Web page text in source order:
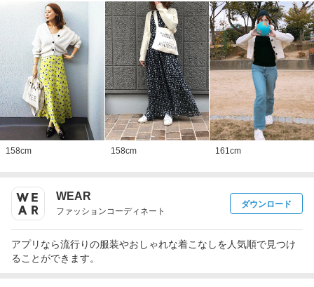
158cm 158cm 161cm
WEAR
ファッションコーディネート
ダウンロード
アプリなら流行りの服装やおしゃれな着こなしを人気順で見つけ
ることができます。